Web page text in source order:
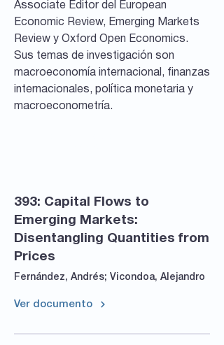
Associate Editor del European
Economic Review, Emerging Markets
Review y Oxford Open Economics.
Sus temas de investigación son
macroeconomía internacional, finanzas
internacionales, política monetaria y
macroeconometría.
393: Capital Flows to
Emerging Markets:
Disentangling Quantities from
Prices
Fernández, Andrés; Vicondoa, Alejandro
Ver documento